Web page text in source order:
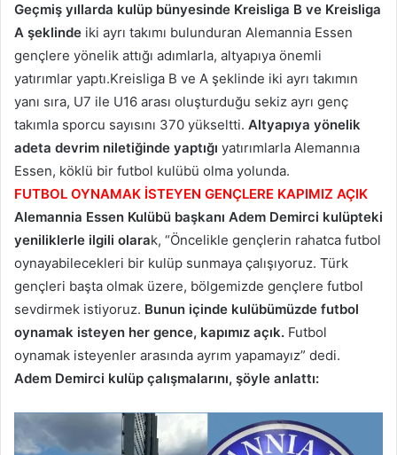
Geçmiş yıllarda kulüp bünyesinde Kreisliga B ve Kreisliga
A şeklinde iki ayrı takımı bulunduran Alemannia Essen
gençlere yönelik attığı adımlarla, altyapıya önemli
yatırımlar yaptı.Kreisliga B ve A şeklinde iki ayrı takımın
yanı sıra, U7 ile U16 arası oluşturduğu sekiz ayrı genç
takımla sporcu sayısını 370 yükseltti. Altyapıya yönelik
adeta devrim niletiğinde yaptığı yatırımlarla Alemannıa
Essen, köklü bir futbol kulübü olma yolunda.
FUTBOL OYNAMAK İSTEYEN GENÇLERE KAPIMIZ AÇIK
Alemannia Essen Kulübü başkanı Adem Demirci kulüpteki
yeniliklerle ilgili olarak, “Öncelikle gençlerin rahatca futbol
oynayabilecekleri bir kulüp sunmaya çalışıyoruz. Türk
gençleri başta olmak üzere, bölgemizde gençlere futbol
sevdirmek istiyoruz. Bunun içinde kulübümüzde futbol
oynamak isteyen her gence, kapımız açık. Futbol
oynamak isteyenler arasında ayrım yapamayız” dedi.
Adem Demirci kulüp çalışmalarını, şöyle anlattı: